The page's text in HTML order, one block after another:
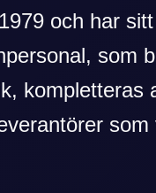
och har
som
kompletteras